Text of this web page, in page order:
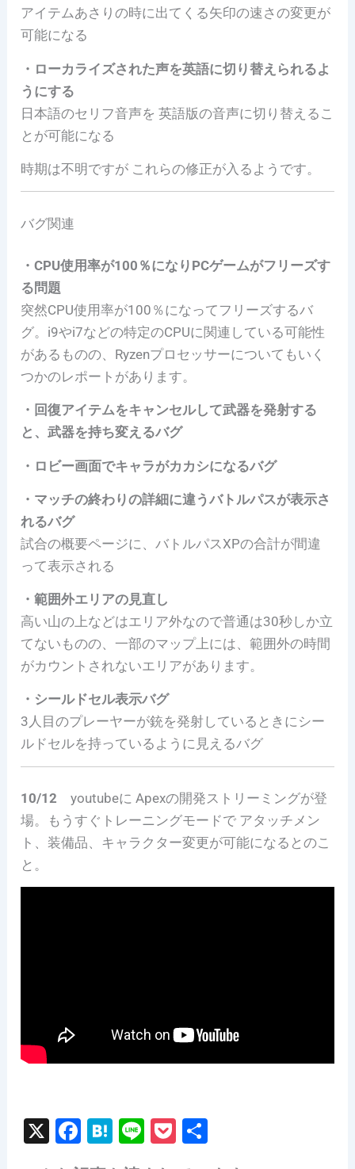
アイテムあさりの時に出てくる矢印の速さの変更が
可能になる
・ローカライズされた声を英語に切り替えられるよ
うにする
日本語のセリフ音声を 英語版の音声に切り替えるこ
とが可能になる
時期は不明ですが これらの修正が入るようです。
バグ関連
・CPU使用率が100％になりPCゲームがフリーズす
る問題
突然CPU使用率が100％になってフリーズするバ
グ。i9やi7などの特定のCPUに関連している可能性
があるものの、Ryzenプロセッサーについてもいく
つかのレポートがあります。
・回復アイテムをキャンセルして武器を発射する
と、武器を持ち変えるバグ
・ロビー画面でキャラがカカシになるバグ
・マッチの終わりの詳細に違うバトルパスが表示さ
れるバグ
試合の概要ページに、バトルパスXPの合計が間違
って表示される
・範囲外エリアの見直し
高い山の上などはエリア外なので普通は30秒しか立
てないものの、一部のマップ上には、範囲外の時間
がカウントされないエリアがあります。
・シールドセル表示バグ
3人目のプレーヤーが銃を発射しているときにシー
ルドセルを持っているように見えるバグ
10/12 youtubeに Apexの開発ストリーミングが登
場。もうすぐトレーニングモードで アタッチメン
ト、装備品、キャラクター変更が可能になるとのこ
と。
X
F
H
Li
P